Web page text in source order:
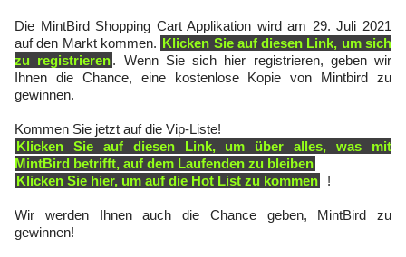
Die MintBird Shopping Cart Applikation wird am 29. Juli 2021
auf den Markt kommen. Klicken Sie auf diesen Link, um sich
zu registrieren. Wenn Sie sich hier registrieren, geben wir
Ihnen die Chance, eine kostenlose Kopie von Mintbird zu
gewinnen.
Kommen Sie jetzt auf die Vip-Liste!
Klicken Sie auf diesen Link, um über alles, was mit
MintBird betrifft, auf dem Laufenden zu bleiben
Klicken Sie hier, um auf die Hot List zu kommen
!
Wir werden Ihnen auch die Chance geben, MintBird zu
gewinnen!